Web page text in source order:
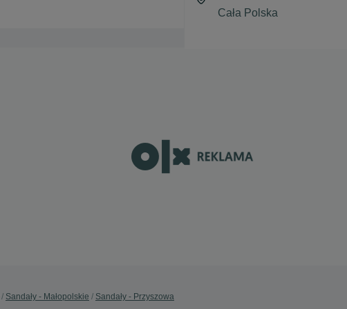
Sandały - Małopolskie Sandały - Przyszowa